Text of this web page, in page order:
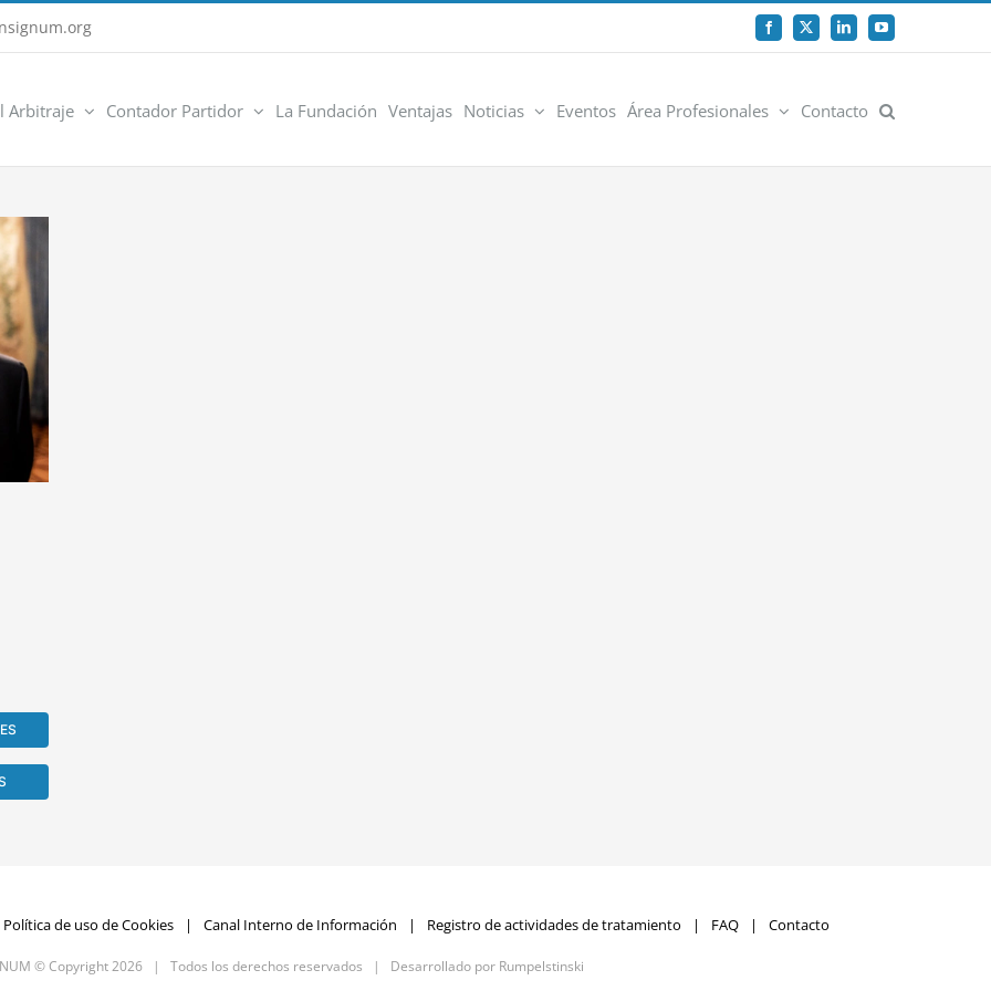
Facebook
X LinkedInYouTube
Arbitraje Contador Partidor La Fundación Ventajas Noticias Eventos Área Profesionales Contacto
Política de uso de Cookies Canal Interno de Información Registro de actividades de tratamiento FAQ Contacto
© Copyright2026 | Todos los derechos reservados | Desarrollado por Rumpelstinski